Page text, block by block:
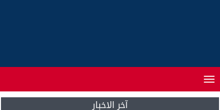
Toggle
navigation
آخر الاخبار